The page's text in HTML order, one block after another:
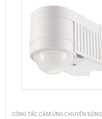
CÔNG TẮC CẢM ỨNG CHUYỂN ĐỘNG